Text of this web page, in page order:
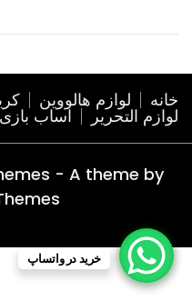
خانه لوازم هالووین
لوازم التحریر اساب
- A theme by
خرید در واتساپ